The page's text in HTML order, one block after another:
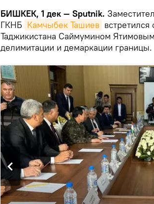
БИШКЕК, 1 дек — Sputnik.
ГКНБ Камчыбек Ташиев
Таджикистана Саймумином
делимитации и демаркации границы.